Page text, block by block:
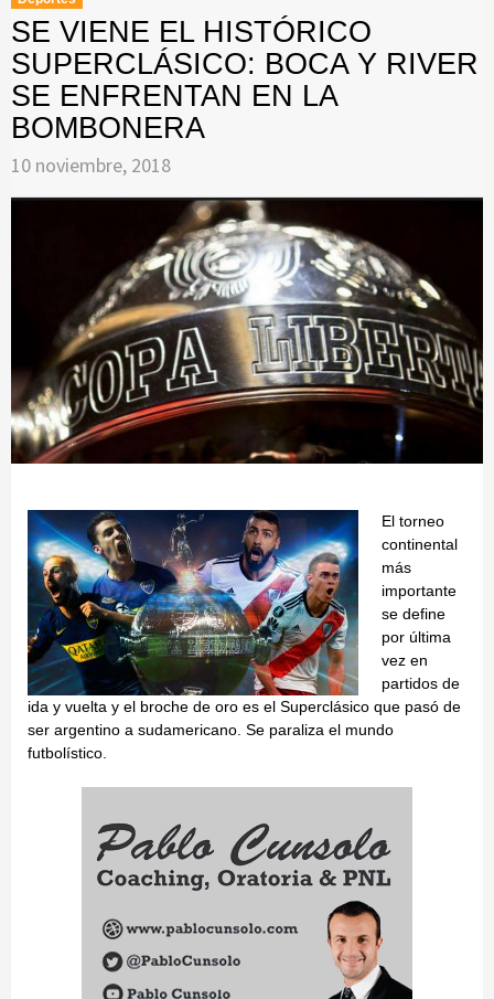
SE VIENE EL HISTÓRICO
SUPERCLÁSICO: BOCA Y RIVER
SE ENFRENTAN EN LA
BOMBONERA
10 noviembre, 2018
El torneo
continental
más
importante
se define
por última
vez en
partidos de
ida y vuelta y el broche de oro es el Superclásico que pasó de
ser argentino a sudamericano. Se paraliza el mundo
futbolístico.